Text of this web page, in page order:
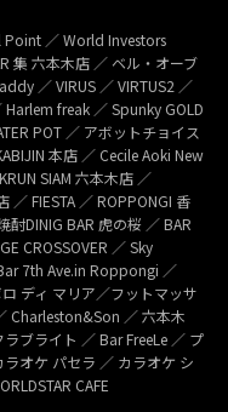
Point ／ World Investors
集 六本木店 ／ ベル・オーブ
／ VIRUS ／ VIRTUS2 ／
Harlem freak ／ Spunky GOLD
POT ／ アボットチョイス
本店 ／ Cecile Aoki New
SIAM 六本木店 ／
FIESTA ／ ROPPONGI 香
酎DINIG BAR 虎の桜 ／ BAR
CROSSOVER ／ Sky
7th Ave.in Roppongi ／
ディ マリア／フットマッサ
Charleston&Son ／ 六本木
ラブライト ／ Bar FreeLe ／ プ
ラオケ パセラ ／ カラオケ シ
CAFE